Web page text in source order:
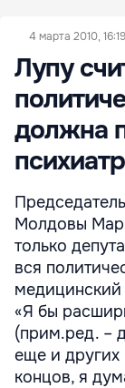
4 марта 2010, 16:19
Лупу
должна
Молдовы
только
вся
медицинский
«Я бы
(прим.ред. –
еще и других
концов, я